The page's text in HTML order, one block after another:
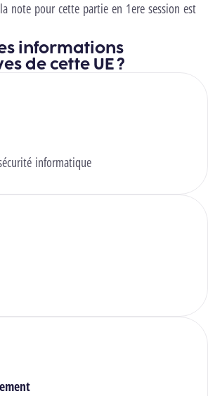
note pour cette partie en 1ere session est
informations
de cette UE ?
informatique